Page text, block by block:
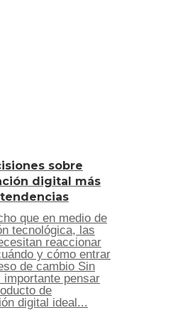
sobre
digital más
que en medio de
tecnológica, las
reaccionar
y cómo entrar
de cambio Sin
importante pensar
de
digital ideal...